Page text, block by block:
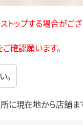
ップする場合がござ
確認願います。
。
に現在地から店舗